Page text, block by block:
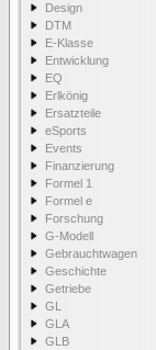
Design
DTM
E-Klasse
Entwicklung
EQ
Erlkönig
Ersatzteile
eSports
Events
Finanzierung
Formel 1
Formel e
Forschung
G-Modell
Gebrauchtwagen
Geschichte
Getriebe
GL
GLA
GLB